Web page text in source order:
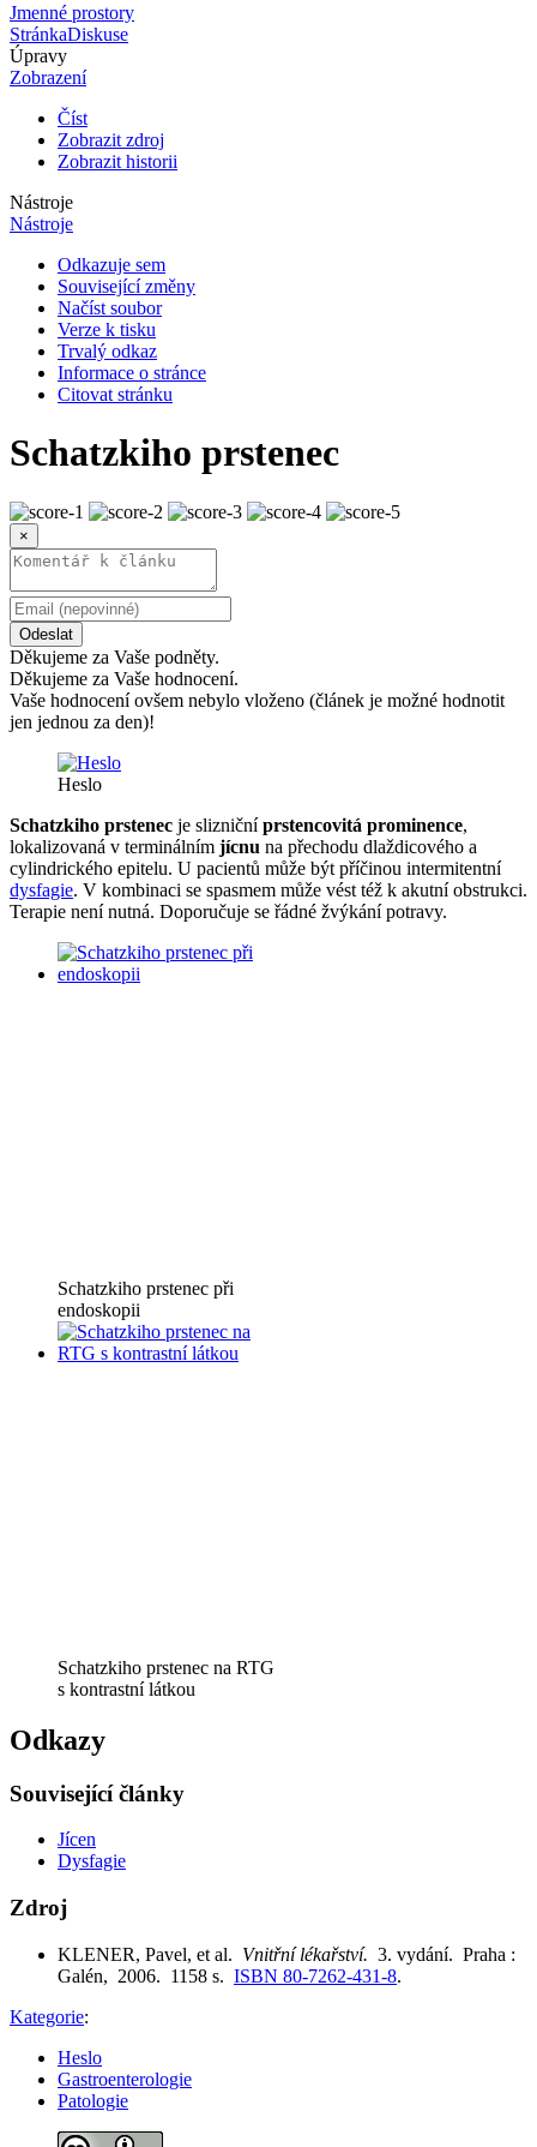
Jmenné prostory
StránkaDiskuse
Úpravy
Zobrazení
Číst
Zobrazit zdroj
Zobrazit historii
Nástroje
Nástroje
Odkazuje sem
Související změny
Načíst soubor
Verze k tisku
Trvalý odkaz
Informace o stránce
Citovat stránku
Schatzkiho prstenec
×
Odeslat
Děkujeme za Vaše podněty.
Děkujeme za Vaše hodnocení.
Vaše hodnocení ovšem nebylo vloženo (článek je možné hodnotit
jen jednou za den)!
Heslo
Schatzkiho prstenec je slizničníprstencovitá prominence,
lokalizovaná v terminálním jícnu na přechodu dlaždicového a
cylindrického epitelu. U pacientů může být příčinou intermitentní
dysfagie. V kombinaci se spasmem může vést též k akutní obstrukci.
Terapie není nutná. Doporučuje se řádné žvýkání potravy.
Schatzkiho prstenec při
endoskopii
Schatzkiho prstenec na RTG
s kontrastní látkou
Odkazy
Související články
Jícen
Dysfagie
Zdroj
KLENER, Pavel, et al. Vnitřní lékařství. 3. vydání. Praha :
Galén, 2006. 1158 s. ISBN 80-7262-431-8.
Kategorie:
Heslo
Gastroenterologie
Patologie